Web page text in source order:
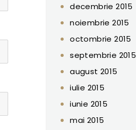
decembrie 2015
noiembrie 2015
octombrie 2015
septembrie 2015
august 2015
iulie 2015
iunie 2015
mai 2015